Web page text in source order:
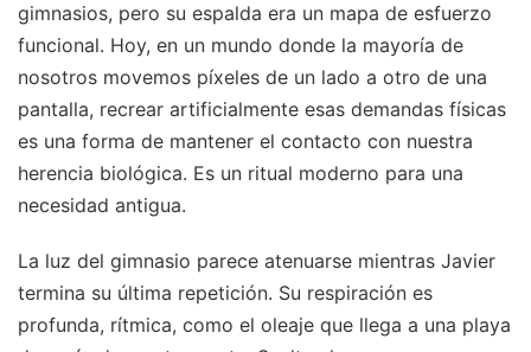
gimnasios, pero su espalda era un mapa de esfuerzo
funcional. Hoy, en un mundo donde la mayoría de
nosotros movemos píxeles de un lado a otro de una
pantalla, recrear artificialmente esas demandas físicas
es una forma de mantener el contacto con nuestra
herencia biológica. Es un ritual moderno para una
necesidad antigua.
La luz del gimnasio parece atenuarse mientras Javier
termina su última repetición. Su respiración es
profunda, rítmica, como el oleaje que llega a una playa